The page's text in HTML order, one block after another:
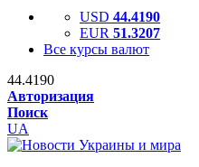
USD 44.4190
EUR 51.3207
Все курсы валют
44.4190
Авторизация
Поиск
UA